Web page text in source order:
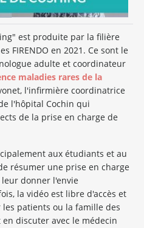
est produite par la filière
FIRENDO en 2021. Ce sont le
adulte et coordinateur
maladies rares de la
l'infirmière coordinatrice
l'hôpital Cochin qui
de la prise en charge de
aux étudiants et au
résumer une prise en charge
donner l'envie
la vidéo est libre d'accès et
patients ou la famille des
discuter avec le médecin